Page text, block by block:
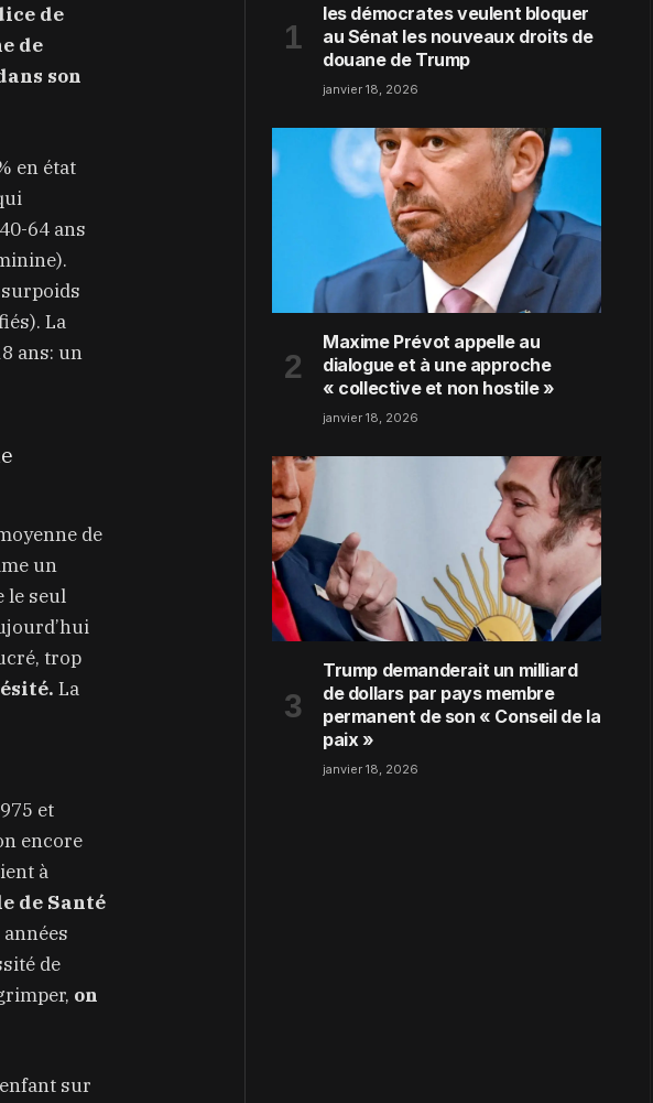
de
de
son
en état
64 ans
La
ans: un
de
un
le seul
trop
La
et
encore
à
de Santé
de
on
sur
les démocrates veulent bloquer
au Sénat les nouveaux droits de
douane de Trump
janvier 18, 2026
Maxime Prévot appelle au
dialogue et à une approche
« collective et non hostile »
janvier 18, 2026
Trump demanderait un milliard
de dollars par pays membre
permanent de son « Conseil de la
paix »
janvier 18, 2026